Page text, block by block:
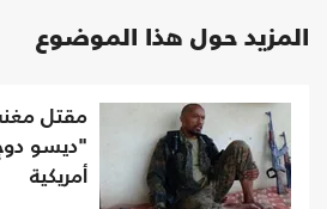
المزيد حول هذا الموضوع
مقتل
"ديسو
أمريكية